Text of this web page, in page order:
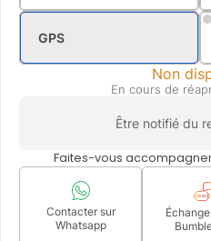
GPS
Non
En cours de
Être notifié du
Faites-vous
Contacter sur
Whatsapp